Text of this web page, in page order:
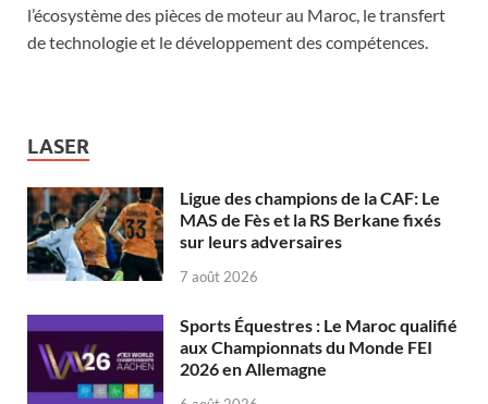
l’écosystème des pièces de moteur au Maroc, le transfert
de technologie et le développement des compétences.
LASER
Ligue des champions de la CAF: Le
MAS de Fès et la RS Berkane fixés
sur leurs adversaires
7 août 2026
Sports Équestres : Le Maroc qualifié
aux Championnats du Monde FEI
2026 en Allemagne